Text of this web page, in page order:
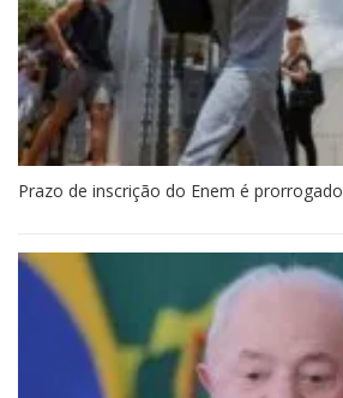
Prazo de inscrição do Enem é